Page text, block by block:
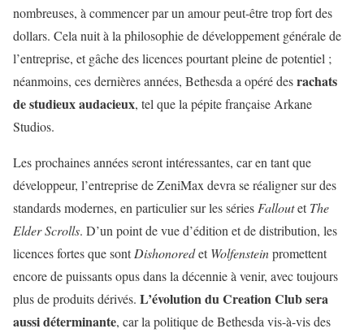
nombreuses, à commencer par un amour peut-être trop fort des
dollars. Cela nuit à la philosophie de développement générale de
l’entreprise, et gâche des licences pourtant pleine de potentiel ;
néanmoins, ces dernières années, Bethesda a opéré desrachats
de studieux audacieux, tel que la pépite française Arkane
Studios.
Les prochaines années seront intéressantes, car en tant que
développeur, l’entreprise de ZeniMax devra se réaligner sur des
standards modernes, en particulier sur les séries FalloutetThe
Elder Scrolls. D’un point de vue d’édition et de distribution, les
licences fortes que sontDishonoredetWolfensteinpromettent
encore de puissants opus dans la décennie à venir, avec toujours
plus de produits dérivés. L’évolution du Creation Club sera
aussi déterminante, car la politique de Bethesda vis-à-vis des